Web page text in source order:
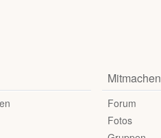
Mitmachen
Forum
Fotos